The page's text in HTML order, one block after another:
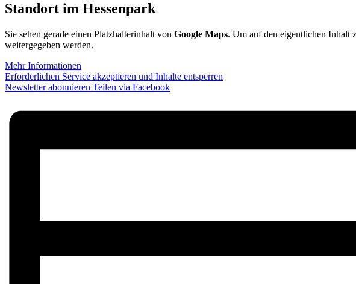
Standort im Hessenpark
Sie sehen gerade einen Platzhalterinhalt von Google Maps. Um auf den eigentlichen Inhalt
weitergegeben werden.
Mehr Informationen
Erforderlichen Service akzeptieren und Inhalte entsperren
Newsletter abonnieren Teilen via Facebook